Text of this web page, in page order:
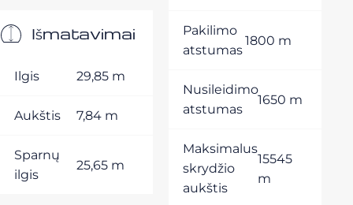
Išmatavimai
Ilgis 29,85 m
Aukštis 7,84 m
Sparnų
ilgis
25,65 m
Pakilimo
atstumas
1800 m
Nusileidimo
atstumas
1650 m
Maksimalus
skrydžio
aukštis
15545
m